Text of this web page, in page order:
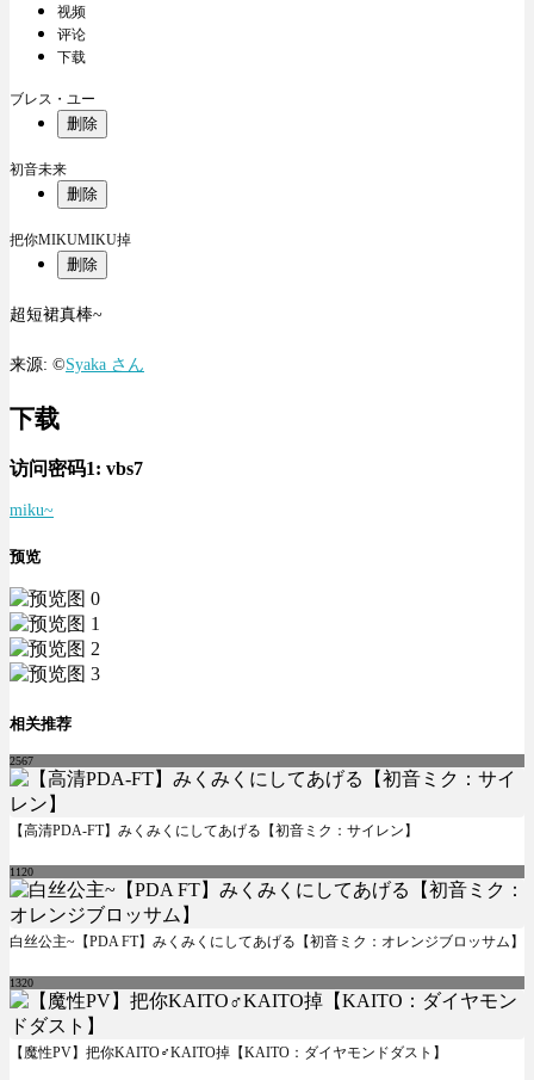
视频
评论
下载
ブレス・ユー
删除
初音未来
删除
把你MIKUMIKU掉
删除
超短裙真棒~
来源: ©Syaka さん
下载
访问密码1: vbs7
miku~
预览
相关推荐
2567
【高清PDA-FT】みくみくにしてあげる【初音ミク：サイレン】
1120
白丝公主~【PDA FT】みくみくにしてあげる【初音ミク：オレンジブロッサム】
1320
【魔性PV】把你KAITO♂KAITO掉【KAITO：ダイヤモンドダスト】